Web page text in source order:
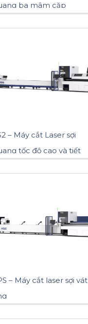
ba mâm cặp
– Máy cắt Laser sợi
tốc độ cao và tiết
– Máy cắt laser sợi vát